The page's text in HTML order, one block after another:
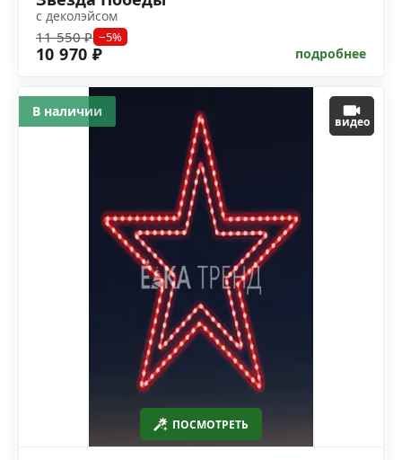
с деколэйсом
11 550 ₽ −5%
10 970 ₽ подробнее
ПОСМОТРЕТЬ
видео
В наличии